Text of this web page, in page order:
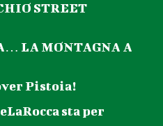
STREET
LA MONTAGNA A
Pistoia!
sta per